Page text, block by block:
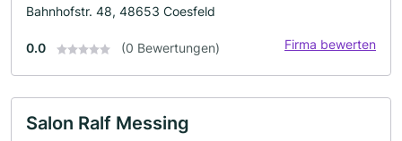
Bahnhofstr. 48, 48653 Coesfeld
0.0 (0 Bewertungen) Firma bewerten
Salon Ralf Messing